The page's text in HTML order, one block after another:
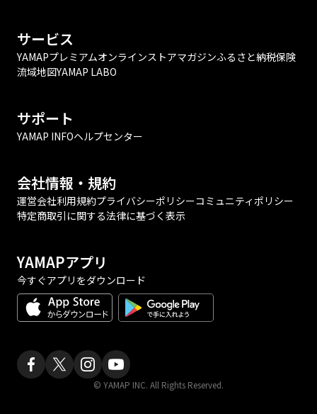
サービス
YAMAPプレミアムオンラインストアマガジンふるさと納税保険
流域地図YAMAP LABO
サポート
YAMAP INFOヘルプセンター
会社情報・規約
運営会社利用規約プライバシーポリシーコミュニティポリシー
特定商取引に関する法律に基づく表示
YAMAPアプリ
今すぐアプリをダウンロード
© YAMAP INC. All Rights Reserved.